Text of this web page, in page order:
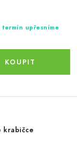
upřesníme
krabičce